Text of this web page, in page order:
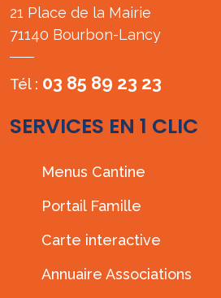
21 Place de la Mairie
71140 Bourbon-Lancy
Tél : 03 85 89 23 23
SERVICES EN 1 CLIC
Menus Cantine
Portail Famille
Carte interactive
Annuaire Associations